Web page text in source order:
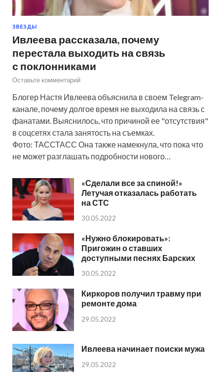
ЗВЕЗДЫ
Ивлеева рассказала, почему
перестала выходить на связь
с поклонниками
Оставьте комментарий
Блогер Настя Ивлеева объяснила в своем Telegram-
канале, почему долгое время не выходила на связь с
фанатами. Выяснилось, что причиной ее "отсутствия"
в соцсетях стала занятость на съемках.
Фото: ТАССТАСС Она также намекнула, что пока что
не может разглашать подробности нового…
«Сделали все за спиной!»
Летучая отказалась работать
на СТС
30.05.2022
«Нужно блокировать»:
Пригожин о ставших
доступными песнях Барских
30.05.2022
Киркоров получил травму при
ремонте дома
29.05.2022
Ивлеева начинает поиски мужа
29.05.2022